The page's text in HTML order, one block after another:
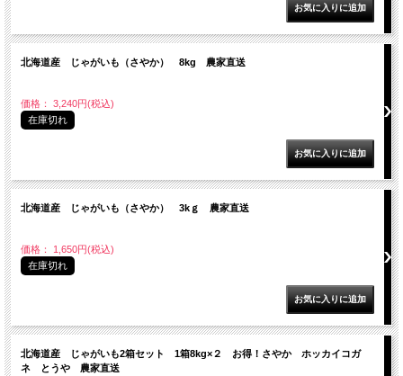
北海道産 じゃがいも（さやか） 8kg 農家直送
価格： 3,240円(税込)
在庫切れ
北海道産 じゃがいも（さやか） 3kｇ 農家直送
価格： 1,650円(税込)
在庫切れ
北海道産 じゃがいも2箱セット 1箱8kg×２ お得！さやか ホッカイコガ
ネ とうや 農家直送